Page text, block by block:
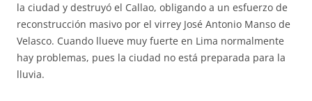
la ciudad y destruyó el Callao, obligando a un esfuerzo de
reconstrucción masivo por el virrey José Antonio Manso de
Velasco. Cuando llueve muy fuerte en Lima normalmente
hay problemas, pues la ciudad no está preparada para la
lluvia.